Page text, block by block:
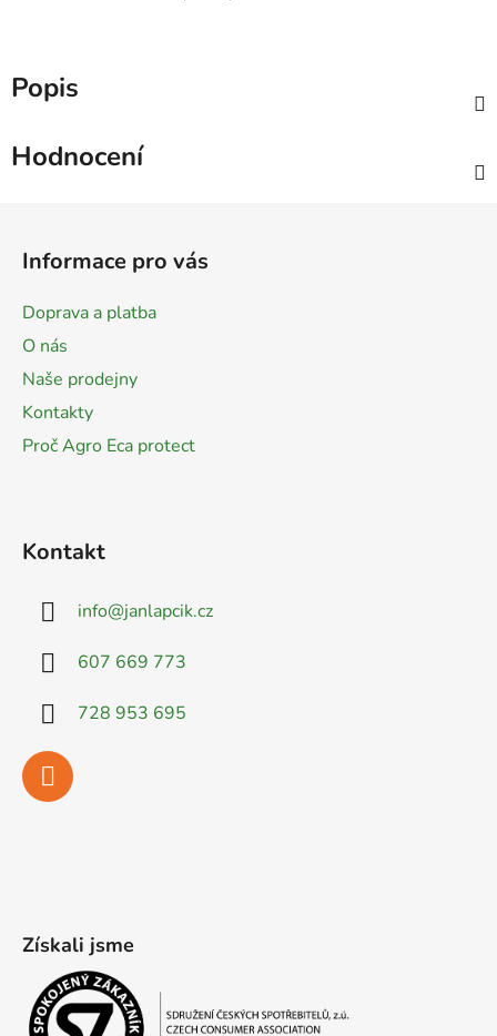
Popis
Hodnocení
Informace pro vás
Doprava a platba
O nás
Naše prodejny
Kontakty
Proč Agro Eca protect
Kontakt
info@janlapcik.cz
607 669 773
728 953 695
Získali jsme